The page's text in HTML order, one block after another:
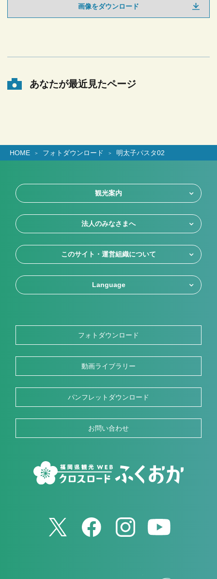
画像をダウンロード
あなたが最近見たページ
HOME フォトダウンロード 明太子パスタ02
観光案内
法人のみなさまへ
このサイト・運営組織について
Language
フォトダウンロード
動画ライブラリー
パンフレットダウンロード
お問い合わせ